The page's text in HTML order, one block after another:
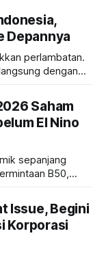
Depannya
perlambatan.
dengan
Saham
El Nino
sepanjang
B50,
Kira-kira gimana
sektor ini?
Issue, Begini
Korporasi